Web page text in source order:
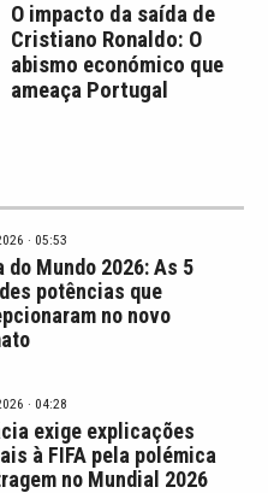
O impacto da saída de
Cristiano Ronaldo: O
abismo económico que
ameaça Portugal
· 05:53
do Mundo 2026: As 5
potências que
no novo
· 04:28
exige explicações
à FIFA pela polémica
no Mundial 2026